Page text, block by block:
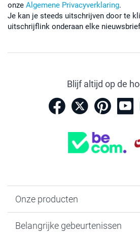
onze Algemene Privacyverklaring.
Je kan je steeds uitschrijven door te
uitschrijflink onderaan elke
Blijf altijd op de
Onze producten
Fotogeschenken
Belangrijke gebeurtenissen